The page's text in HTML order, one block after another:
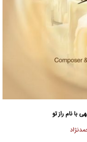
با نام راز تو